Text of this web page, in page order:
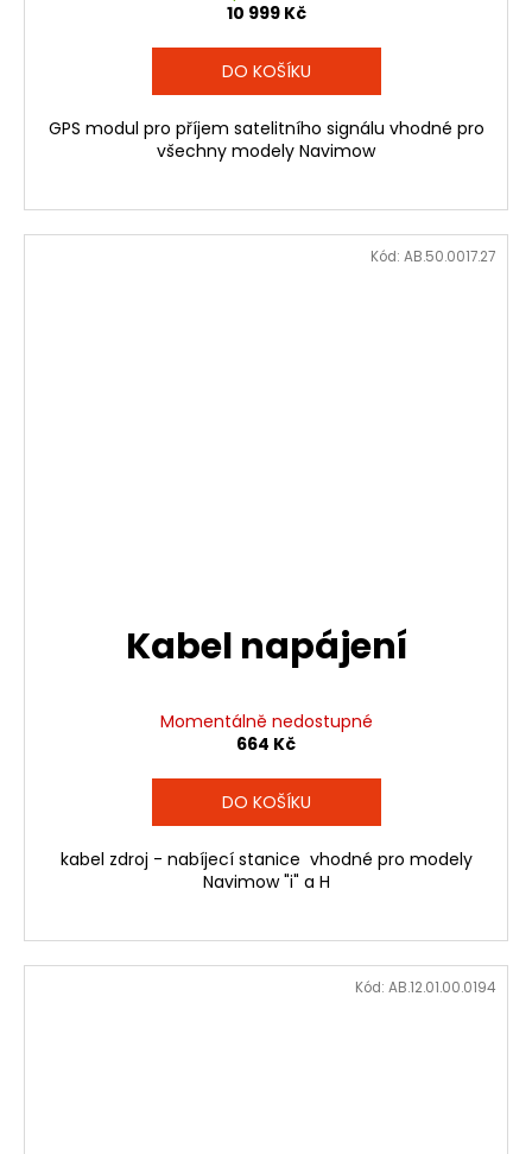
10 999 Kč
DO KOŠÍKU
GPS modul pro příjem satelitního signálu vhodné pro
všechny modely Navimow
Kabel napájení
Momentálně nedostupné
664 Kč
DO KOŠÍKU
kabel zdroj - nabíjecí stanice vhodné pro modely
Navimow "i" a H
Kód: AB.50.0017.27
Kód: AB.12.01.00.0194